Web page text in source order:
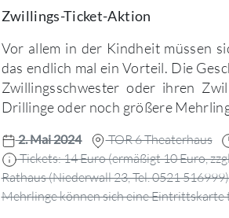
Zwillings-Ticket-Aktion
Vor allem in der Kindheit müssen
das endlich mal ein Vorteil. Die
Zwillingsschwester oder ihren
Drillinge oder noch größere
2. Mai 2024 TOR 6 Theaterhaus
Tickets: 14 Euro (ermäßigt 10 Euro,
Rathaus (Niederwall 23, Tel. 0521
Mehrlinge können sich eine Eintrittskarte